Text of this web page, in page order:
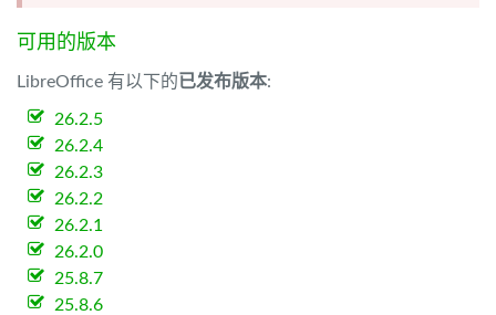
可用的版本
LibreOffice 有以下的已发布版本:
26.2.5
26.2.4
26.2.3
26.2.2
26.2.1
26.2.0
25.8.7
25.8.6